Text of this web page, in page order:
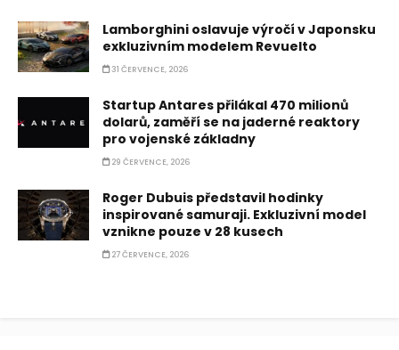
Lamborghini oslavuje výročí v Japonsku
exkluzivním modelem Revuelto
31 ČERVENCE, 2026
Startup Antares přilákal 470 milionů
dolarů, zaměří se na jaderné reaktory
pro vojenské základny
29 ČERVENCE, 2026
Roger Dubuis představil hodinky
inspirované samuraji. Exkluzivní model
vznikne pouze v 28 kusech
27 ČERVENCE, 2026